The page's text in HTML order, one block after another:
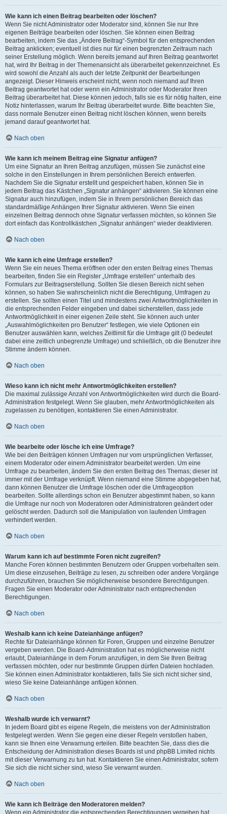
Wie kann ich einen Beitrag bearbeiten oder löschen?
Wenn Sie nicht Administrator oder Moderator sind, können Sie nur Ihre
eigenen Beiträge bearbeiten oder löschen. Sie können einen Beitrag
bearbeiten, indem Sie das „Ändere Beitrag“-Symbol für den entsprechenden
Beitrag anklicken; eventuell ist dies nur für einen begrenzten Zeitraum nach
seiner Erstellung möglich. Wenn bereits jemand auf Ihren Beitrag geantwortet
hat, wird Ihr Beitrag in der Themenansicht als überarbeitet gekennzeichnet. Es
wird sowohl die Anzahl als auch der letzte Zeitpunkt der Bearbeitungen
angezeigt. Dieser Hinweis erscheint nicht, wenn noch niemand auf Ihren
Beitrag geantwortet hat oder wenn ein Administrator oder Moderator Ihren
Beitrag überarbeitet hat. Diese können jedoch, falls sie es für nötig halten, eine
Notiz hinterlassen, warum Ihr Beitrag überarbeitet wurde. Bitte beachten Sie,
dass normale Benutzer einen Beitrag nicht löschen können, wenn bereits
jemand darauf geantwortet hat.
Nach oben
Wie kann ich meinem Beitrag eine Signatur anfügen?
Um eine Signatur an Ihren Beitrag anzufügen, müssen Sie zunächst eine
solche in den Einstellungen in Ihrem persönlichen Bereich entwerfen.
Nachdem Sie die Signatur erstellt und gespeichert haben, können Sie in
jedem Beitrag das Kästchen „Signatur anhängen“ aktivieren. Sie können eine
Signatur auch hinzufügen, indem Sie in Ihrem persönlichen Bereich das
standardmäßige Anhängen Ihrer Signatur aktivieren. Wenn Sie einen
einzelnen Beitrag dennoch ohne Signatur verfassen möchten, so können Sie
dort einfach das Kontrollkästchen „Signatur anhängen“ wieder deaktivieren.
Nach oben
Wie kann ich eine Umfrage erstellen?
Wenn Sie ein neues Thema eröffnen oder den ersten Beitrag eines Themas
bearbeiten, finden Sie ein Register „Umfrage erstellen“ unterhalb des
Formulars zur Beitragserstellung. Sollten Sie diesen Bereich nicht sehen
können, so haben Sie wahrscheinlich nicht die Berechtigung, Umfragen zu
erstellen. Sie sollten einen Titel und mindestens zwei Antwortmöglichkeiten in
die entsprechenden Felder eingeben und dabei sicherstellen, dass jede
Antwortmöglichkeit in einer eigenen Zeile steht. Sie können auch unter
„Auswahlmöglichkeiten pro Benutzer“ festlegen, wie viele Optionen ein
Benutzer auswählen kann, welches Zeitlimit für die Umfrage gilt (0 bedeutet
dabei eine zeitlich unbegrenzte Umfrage) und schließlich, ob die Benutzer ihre
Stimme ändern können.
Nach oben
Wieso kann ich nicht mehr Antwortmöglichkeiten erstellen?
Die maximal zulässige Anzahl von Antwortmöglichkeiten wird durch die Board-
Administration festgelegt. Wenn Sie glauben, mehr Antwortmöglichkeiten als
zugelassen zu benötigen, kontaktieren Sie einen Administrator.
Nach oben
Wie bearbeite oder lösche ich eine Umfrage?
Wie bei den Beiträgen können Umfragen nur vom ursprünglichen Verfasser,
einem Moderator oder einem Administrator bearbeitet werden. Um eine
Umfrage zu bearbeiten, ändern Sie den ersten Beitrag des Themas; dieser ist
immer mit der Umfrage verknüpft. Wenn niemand eine Stimme abgegeben hat,
dann können Benutzer die Umfrage löschen oder die Umfrageoption
bearbeiten. Sollte allerdings schon ein Benutzer abgestimmt haben, so kann
die Umfrage nur noch von Moderatoren oder Administratoren geändert oder
gelöscht werden. Dadurch soll die Manipulation von laufenden Umfragen
verhindert werden.
Nach oben
Warum kann ich auf bestimmte Foren nicht zugreifen?
Manche Foren können bestimmten Benutzern oder Gruppen vorbehalten sein.
Um diese einzusehen, Beiträge zu lesen, zu schreiben oder andere Vorgänge
durchzuführen, brauchen Sie möglicherweise besondere Berechtigungen.
Fragen Sie einen Moderator oder Administrator nach entsprechenden
Berechtigungen.
Nach oben
Weshalb kann ich keine Dateianhänge anfügen?
Rechte für Dateianhänge können für Foren, Gruppen und einzelne Benutzer
vergeben werden. Die Board-Administration hat es möglicherweise nicht
erlaubt, Dateianhänge in dem Forum anzufügen, in dem Sie Ihren Beitrag
verfassen möchten, oder nur bestimmte Gruppen dürfen Dateien hochladen.
Sie können einen Administrator kontaktieren, falls Sie sich nicht sicher sind,
wieso Sie keine Dateianhänge anfügen können.
Nach oben
Weshalb wurde ich verwarnt?
In jedem Board gibt es eigene Regeln, die meistens von der Administration
festgelegt werden. Wenn Sie gegen eine dieser Regeln verstoßen haben,
kann sie Ihnen eine Verwarnung erteilen. Bitte beachten Sie, dass dies die
Entscheidung der Administration dieses Boards ist und phpBB Limited nichts
mit dieser Verwarnung zu tun hat. Kontaktieren Sie einen Administrator, sofern
Sie sich die nicht sicher sind, wieso Sie verwarnt wurden.
Nach oben
Wie kann ich Beiträge den Moderatoren melden?
Wenn ein Administrator die entsprechenden Berechtigungen vergeben hat,